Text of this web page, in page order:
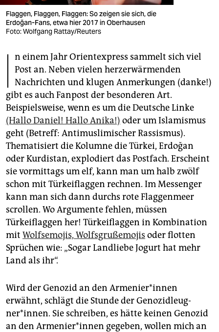
shop
fragen & hilfe
abo
genossenschaft
epaper login
Flaggen, Flaggen, Flaggen: So zeigen sie sich, die
Erdoğan-Fans, etwa hier 2017 in Oberhausen
Foto: Wolfgang Rattay/Reuters
I n einem Jahr Orientexpress sammelt sich viel
Post an. Neben vielen herzerwärmenden
Nachrichten und klugen Anmerkungen (danke!)
gibt es auch Fanpost der besonderen Art.
Beispielsweise, wenn es um die Deutsche Linke
(Hallo Daniel! Hallo Anika!) oder um Islamismus
geht (Betreff: Antimuslimischer Rassismus).
Thematisiert die Kolumne die Türkei, Erdoğan
oder Kurdistan, explodiert das Postfach. Erscheint
sie vormittags um elf, kann man um halb zwölf
schon mit Türkeiflaggen rechnen. Im Messenger
kann man sich dann durchs rote Flaggenmeer
scrollen. Wo Argumente fehlen, müssen
Türkeiflaggen her! Türkeiflaggen in Kombination
mit Wolfsemojis, Wolfsgrußemojis oder flotten
Sprüchen wie: „Sogar Landliebe Jogurt hat mehr
Land als ihr“.
Wird der Genozid an den Armenier*innen
erwähnt, schlägt die Stunde der Ge­no­zid­leug­
ner*innen. Sie schreiben, es hätte keinen Genozid
an den Armenier*innen gegeben, wollen mich an